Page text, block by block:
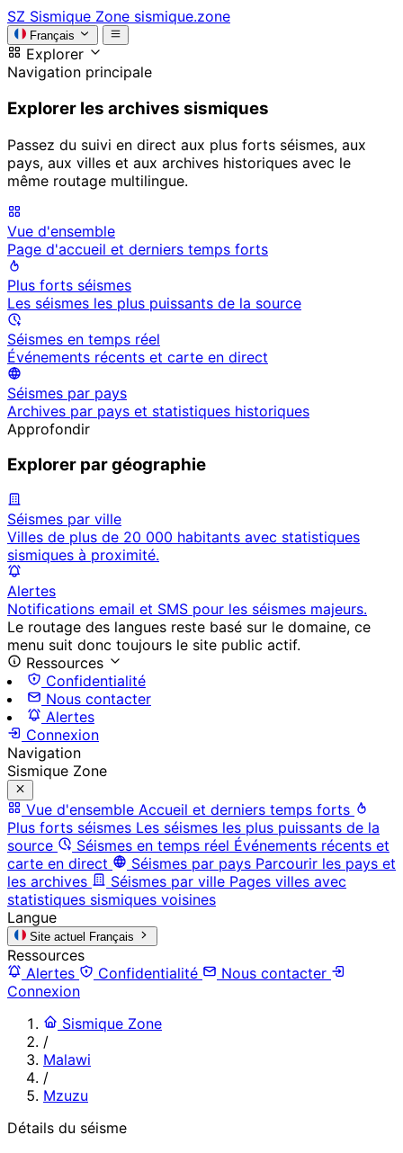
SZ Sismique Zone sismique.zone
Français
Explorer
Navigation principale
Explorer les archives sismiques
Passez du suivi en direct aux plus forts séismes, aux
pays, aux villes et aux archives historiques avec le
même routage multilingue.
Vue d'ensemble
Page d'accueil et derniers temps forts
Plus forts séismes
Les séismes les plus puissants de la source
Séismes en temps réel
Événements récents et carte en direct
Séismes par pays
Archives par pays et statistiques historiques
Approfondir
Explorer par géographie
Séismes par ville
Villes de plus de 20 000 habitants avec statistiques
sismiques à proximité.
Alertes
Notifications email et SMS pour les séismes majeurs.
Le routage des langues reste basé sur le domaine, ce
menu suit donc toujours le site public actif.
Ressources
Confidentialité
Nous contacter
Alertes
Connexion
Navigation
Sismique Zone
Vue d'ensemble Accueil et derniers temps forts
Plus forts séismes Les séismes les plus puissants de la
source
Séismes en temps réel Événements récents et
carte en direct
Séismes par pays Parcourir les pays et
les archives
Séismes par ville Pages villes avec
statistiques sismiques voisines
Langue
Site actuel Français
Ressources
Alertes
Confidentialité
Nous contacter
Connexion
Sismique Zone
/
Malawi
/
Mzuzu
Détails du séisme